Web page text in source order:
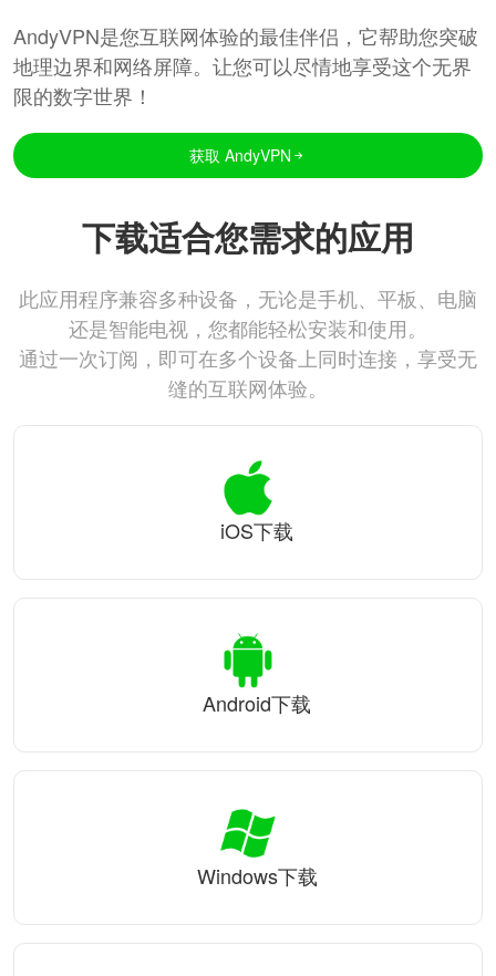
AndyVPN是您互联网体验的最佳伴侣，它帮助您突破
地理边界和网络屏障。让您可以尽情地享受这个无界
限的数字世界！
获取 AndyVPN
下载适合您需求的应用
此应用程序兼容多种设备，无论是手机、平板、电脑
还是智能电视，您都能轻松安装和使用。
通过一次订阅，即可在多个设备上同时连接，享受无
缝的互联网体验。
iOS下载
Android下载
Windows下载